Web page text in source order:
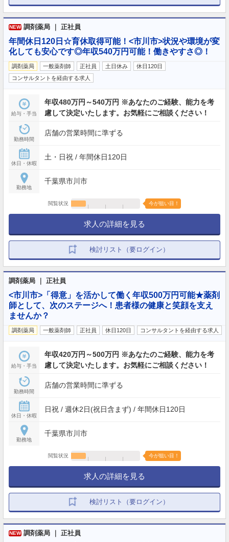
NEW 調剤薬局 ｜ 正社員
年間休日120日☆育休取得可能！<市川市>状況や環境が変
化しても安心です◎年収540万円可能！働きやすさ◎！
調剤薬局 一般薬剤師 正社員 土日休み
休日120日
コンサルタントを経由する求人
給与・手当
年収480万円～540万円 ※あなたのご経験、能力を考
慮して決定いたします。お気軽にご相談ください！
勤務時間
店舗の営業時間に準ずる
休日・休暇
土・日祝 / 年間休日120日
勤務地
千葉県市川市
閲覧状況 今が狙い目！
求人の詳細を見る
検討リスト（要ログイン）
調剤薬局 ｜ 正社員
<市川市>「得意」を活かして働く年収500万円可能★薬剤
師として、次のステージへ！患者様の健康と笑顔を支え
ませんか？
調剤薬局 一般薬剤師 正社員 休日120日 コンサルタントを経由する求人
給与・手当
年収420万円～500万円 ※あなたのご経験、能力を考
慮して決定いたします。お気軽にご相談ください！
勤務時間
店舗の営業時間に準ずる
休日・休暇
日祝 / 週休2日(祝日含まず) / 年間休日120日
勤務地
千葉県市川市
閲覧状況 今が狙い目！
求人の詳細を見る
検討リスト（要ログイン）
NEW 調剤薬局 ｜ 正社員